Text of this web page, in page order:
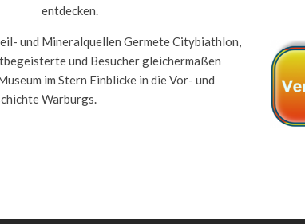
entdecken.
und Mineralquellen Germete Citybiathlon,
und Besucher gleichermaßen
im Stern Einblicke in die Vor- und
Warburgs.